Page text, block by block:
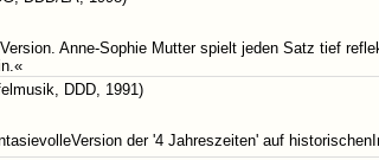
Anne-Sophie Mutter spielt jeden Satz tief
DDD, 1991)
der '4 Jahreszeiten' auf